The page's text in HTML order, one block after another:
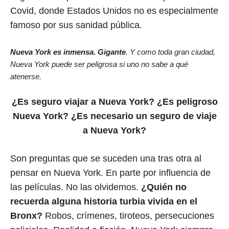
Covid, donde Estados Unidos no es especialmente
famoso por sus sanidad pública.
Nueva York es inmensa. Gigante. Y como toda gran ciudad,
Nueva York puede ser peligrosa si uno no sabe a qué
atenerse.
¿Es seguro viajar a Nueva York? ¿Es peligroso
Nueva York? ¿Es necesario un seguro de viaje
a Nueva York?
Son preguntas que se suceden una tras otra al
pensar en Nueva York. En parte por influencia de
las películas. No las olvidemos. ¿Quién no
recuerda alguna historia turbia vivida en el
Bronx? Robos, crímenes, tiroteos, persecuciones